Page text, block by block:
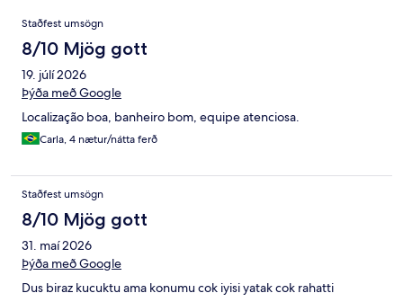
Umsagnir
Staðfest umsögn
8/10 Mjög gott
19. júlí 2026
Þýða með Google
Localização boa, banheiro bom, equipe atenciosa.
Carla, 4 nætur/nátta ferð
Staðfest umsögn
8/10 Mjög gott
31. maí 2026
Þýða með Google
Dus biraz kucuktu ama konumu cok iyisi yatak cok rahatti